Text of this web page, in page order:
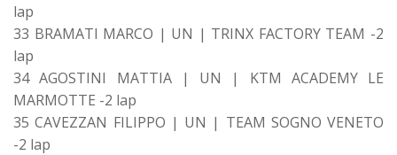
lap
33 BRAMATI MARCO | UN | TRINX FACTORY TEAM -2
lap
34 AGOSTINI MATTIA | UN | KTM ACADEMY LE
MARMOTTE -2 lap
35 CAVEZZAN FILIPPO | UN | TEAM SOGNO VENETO
-2 lap